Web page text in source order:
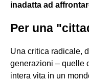
inadatta ad
Per una
Una critica radicale,
generazioni – quelle
intera vita in un